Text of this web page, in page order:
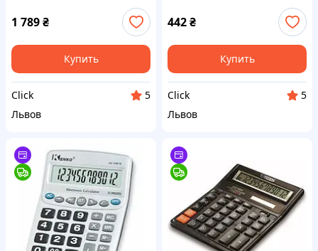
функциями для студентов
двухстрочный дисплей
инженерный ЕMN_PS
1 789₴
Купить
Click
5
Львов
калькулятор с LCD
дисплеем для учеб ЕMN_PS
442₴
Купить
Click
5
Львов